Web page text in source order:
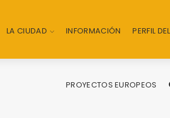
LA CIUDAD INFORMACIÓN PERFIL
PROYECTOS EUROPEOS